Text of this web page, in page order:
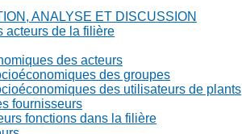
ANALYSE ET DISCUSSION
acteurs de la filière
des acteurs
des groupes
des utilisateurs de plants
fournisseurs
fonctions dans la filière